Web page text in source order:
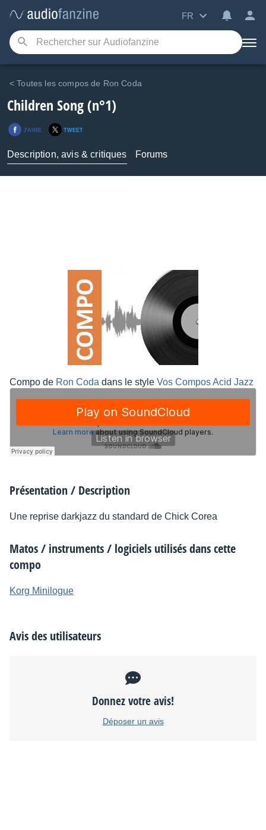
FR
< Toutes les compos de Ron Coda
Children Song (n°1)
J'AIME TWEET
Description, avis & critiques Forums
Compo de Ron Coda dans le style Vos Compos Acid Jazz
Présentation / Description
Une reprise darkjazz du standard de Chick Corea
Matos / instruments / logiciels utilisés dans cette
compo
Korg Minilogue
Avis des utilisateurs
Donnez votre avis!
Déposer un avis